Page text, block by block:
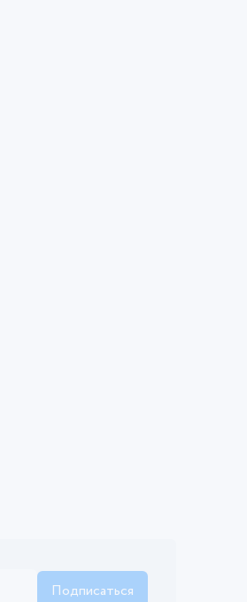
Подписаться